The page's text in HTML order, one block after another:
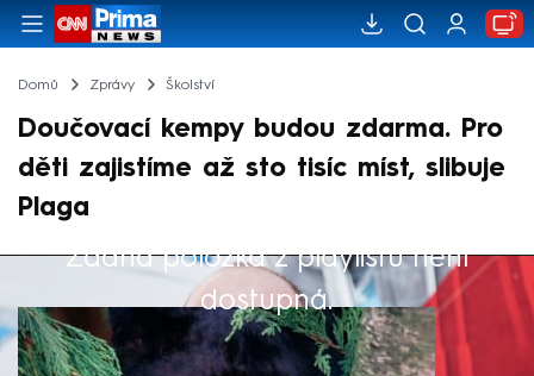
Domů Zprávy Školství
Doučovací kempy budou zdarma. Pro
děti zajistíme až sto tisíc míst, slibuje
Plaga
Žádná položka z playlistu není
dostupná.
Výběr redakce